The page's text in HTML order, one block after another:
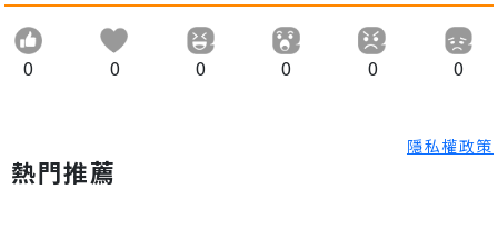
0 0 0 0 0 0
隱私權政策
熱門推薦